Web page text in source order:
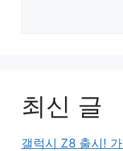
최신 글
갤럭시 Z8 출시!